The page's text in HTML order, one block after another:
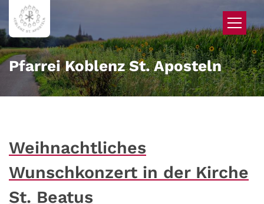
Zum Inhalt springen
Pfarrei Koblenz St. Aposteln
Weihnachtliches
Wunschkonzert in der Kirche
St. Beatus